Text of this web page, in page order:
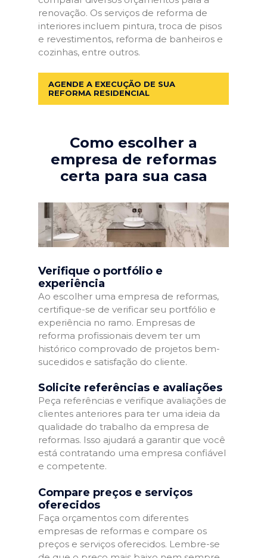
renovação. Os serviços de reforma de
interiores incluem pintura, troca de pisos
e revestimentos, reforma de banheiros e
cozinhas, entre outros.
AGENDE A EXECUÇÃO DE SUA
REFORMA RESIDENCIAL
Como escolher a
empresa de reformas
certa para sua casa
Verifique o portfólio e
experiência
Ao escolher uma empresa de reformas,
certifique-se de verificar seu portfólio e
experiência no ramo. Empresas de
reforma profissionais devem ter um
histórico comprovado de projetos bem-
sucedidos e satisfação do cliente.
Solicite referências e avaliações
Peça referências e verifique avaliações de
clientes anteriores para ter uma ideia da
qualidade do trabalho da empresa de
reformas. Isso ajudará a garantir que você
está contratando uma empresa confiável
e competente.
Compare preços e serviços
oferecidos
Faça orçamentos com diferentes
empresas de reformas e compare os
preços e serviços oferecidos. Lembre-se